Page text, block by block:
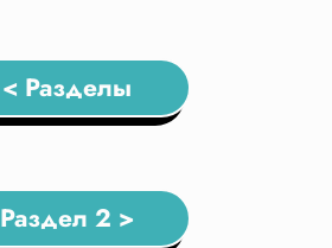
< Разделы
Раздел 2 >